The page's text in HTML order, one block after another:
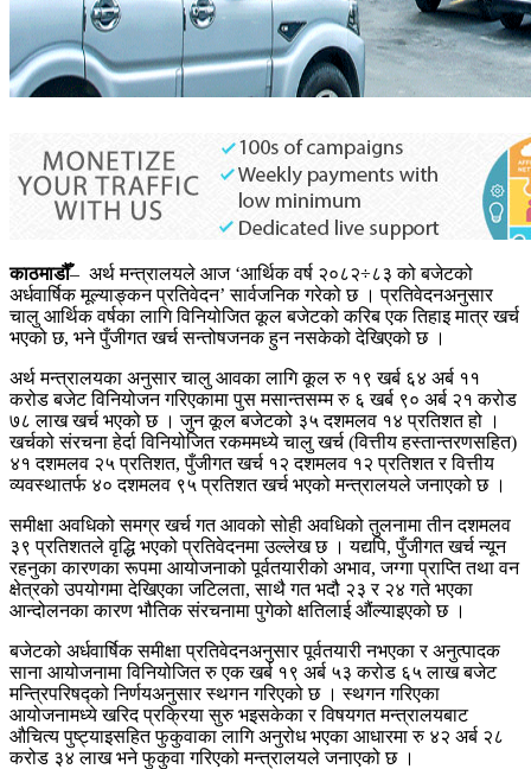
काठमाडौँ– अर्थ मन्त्रालयले आज ‘आर्थिक वर्ष २०८२÷८३ को बजेटको
अर्धवार्षिक मूल्याङ्कन प्रतिवेदन’ सार्वजनिक गरेको छ । प्रतिवेदनअनुसार
चालु आर्थिक वर्षका लागि विनियोजित कूल बजेटको करिब एक तिहाइ मात्र खर्च
भएको छ, भने पुँजीगत खर्च सन्तोषजनक हुन नसकेको देखिएको छ ।
अर्थ मन्त्रालयका अनुसार चालु आवका लागि कूल रु १९ खर्ब ६४ अर्ब ११
करोड बजेट विनियोजन गरिएकामा पुस मसान्तसम्म रु ६ खर्ब ९० अर्ब २१ करोड
७८ लाख खर्च भएको छ । जुन कूल बजेटको ३५ दशमलव १४ प्रतिशत हो ।
खर्चको संरचना हेर्दा विनियोजित रकममध्ये चालु खर्च (वित्तीय हस्तान्तरणसहित)
४१ दशमलव २५ प्रतिशत, पुँजीगत खर्च १२ दशमलव १२ प्रतिशत र वित्तीय
व्यवस्थातर्फ ४० दशमलव ९५ प्रतिशत खर्च भएको मन्त्रालयले जनाएको छ ।
समीक्षा अवधिको समग्र खर्च गत आवको सोही अवधिको तुलनामा तीन दशमलव
३९ प्रतिशतले वृद्धि भएको प्रतिवेदनमा उल्लेख छ । यद्यपि, पुँजीगत खर्च न्यून
रहनुका कारणका रूपमा आयोजनाको पूर्वतयारीको अभाव, जग्गा प्राप्ति तथा वन
क्षेत्रको उपयोगमा देखिएका जटिलता, साथै गत भदौ २३ र २४ गते भएका
आन्दोलनका कारण भौतिक संरचनामा पुगेको क्षतिलाई औंल्याइएको छ ।
बजेटको अर्धवार्षिक समीक्षा प्रतिवेदनअनुसार पूर्वतयारी नभएका र अनुत्पादक
साना आयोजनामा विनियोजित रु एक खर्ब १९ अर्ब ५३ करोड ६५ लाख बजेट
मन्त्रिपरिषद्को निर्णयअनुसार स्थगन गरिएको छ । स्थगन गरिएका
आयोजनामध्ये खरिद प्रक्रिया सुरु भइसकेका र विषयगत मन्त्रालयबाट
औचित्य पुष्ट्याइसहित फुकुवाका लागि अनुरोध भएका आधारमा रु ४२ अर्ब २८
करोड ३४ लाख भने फुकुवा गरिएको मन्त्रालयले जनाएको छ ।